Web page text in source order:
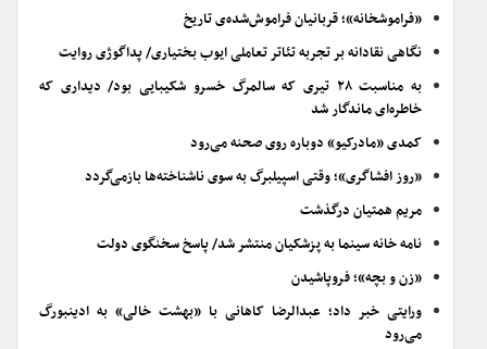
«فراموشخانه»؛ قربانیان فراموش‌شده‌ی تاریخ
نگاهی نقادانه بر تجربه تئاتر تعاملی ایوب بختیاری/ پداگوژی روایت
به مناسبت ۲۸ تیری که سالمرگ خسرو شکیبایی بود/ دیداری که
خاطره‌ای ماندگار شد
کمدی «مادرکیو» دوباره روی صحنه می‌رود
«روز افشاگری»؛ وقتی اسپیلبرگ به سوی ناشناخته‌ها بازمی‌گردد
مریم همتیان درگذشت
نامه خانه سینما به پزشکیان منتشر شد/ پاسخ سخنگوی دولت
«زن و بچه»؛ فروپاشیدن
ورایتی خبر داد؛ عبدالرضا کاهانی با «بهشت خالی» به ادینبورگ
می‌رود